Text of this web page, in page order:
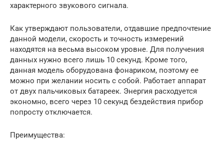
характерного звукового сигнала.
Как утверждают пользователи, отдавшие предпочтение
данной модели, скорость и точность измерений
находятся на весьма высоком уровне. Для получения
данных нужно всего лишь 10 секунд. Кроме того,
данная модель оборудована фонариком, поэтому ее
можно при желании носить с собой. Работает аппарат
от двух пальчиковых батареек. Энергия расходуется
экономно, всего через 10 секунд бездействия прибор
попросту отключается.
Преимущества: